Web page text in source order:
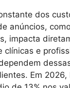
dos
anúncios,
impacta
clínicas e
Em 2026,